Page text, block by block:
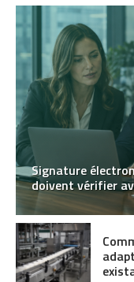
Signature
doivent vérifier